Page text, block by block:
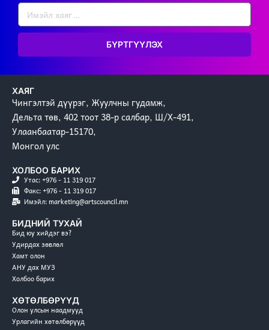
БҮРТГҮҮЛЭХ
ХАЯГ
Чингэлтэй дүүрэг, Жуулчны гудамж,
Дельта төв, 402 тоот 38-р салбар, Ш/Х-491,
Улаанбаатар-15170,
Монгол улс
ХОЛБОО БАРИХ
Утас: +976 - 11 319 017
Факс: +976 - 11 319 017
Имэйл: marketing@artscouncil.mn
БИДНИЙ ТУХАЙ
Бид юу хийдэг вэ?
Удирдах зөвлөл
Хамт олон
АНУ дах МУЗ
Холбоо барих
ХӨТӨЛБӨРҮҮД
Олон улсын наадмууд
Урлагийн хөтөлбөрүүд